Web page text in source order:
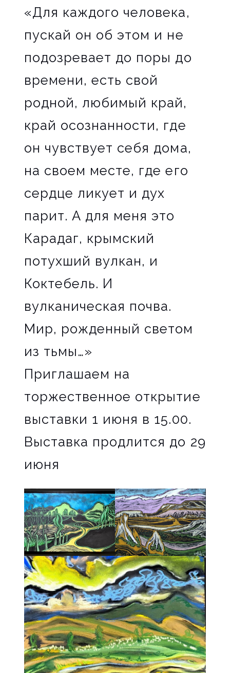
«Для каждого человека,
пускай он об этом и не
подозревает до поры до
времени, есть свой
родной, любимый край,
край осознанности, где
он чувствует себя дома,
на своем месте, где его
сердце ликует и дух
парит. А для меня это
Карадаг, крымский
потухший вулкан, и
Коктебель. И
вулканическая почва.
Мир, рожденный светом
из тьмы…»
Приглашаем на
торжественное открытие
выставки 1 июня в 15.00.
Выставка продлится до 29
июня